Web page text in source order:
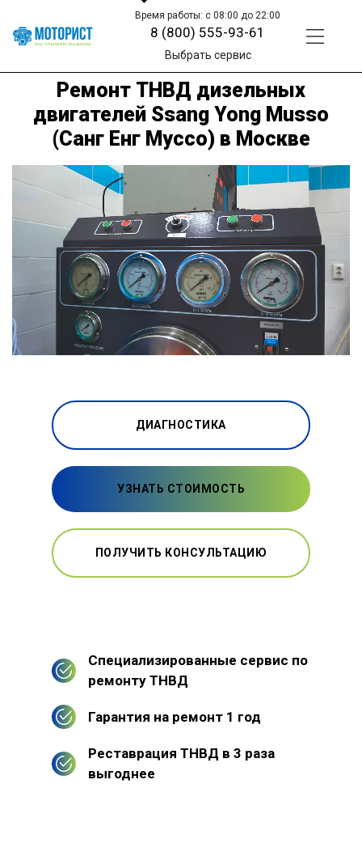
Время работы: с 08:00 до 22:00
8 (800) 555-93-61
Выбрать сервис
Ремонт ТНВД дизельных
двигателей Ssang Yong Musso
(Санг Енг Муссо) в Москве
ДИАГНОСТИКА
УЗНАТЬ СТОИМОСТЬ
ПОЛУЧИТЬ КОНСУЛЬТАЦИЮ
Специализированные сервис по
ремонту ТНВД
Гарантия на ремонт 1 год
Реставрация ТНВД в 3 раза
выгоднее